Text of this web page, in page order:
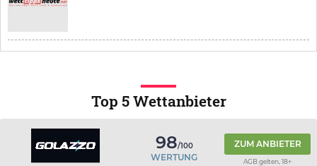
Top 5 Wettanbieter
98/100
WERTUNG
ZUM ANBIETER
AGB gelten, 18+